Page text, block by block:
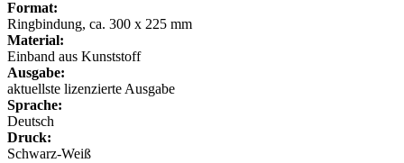
Format:
Ringbindung, ca. 300 x 225 mm
Material:
Einband aus Kunststoff
Ausgabe:
aktuellste lizenzierte Ausgabe
Sprache:
Deutsch
Druck:
Schwarz-Weiß